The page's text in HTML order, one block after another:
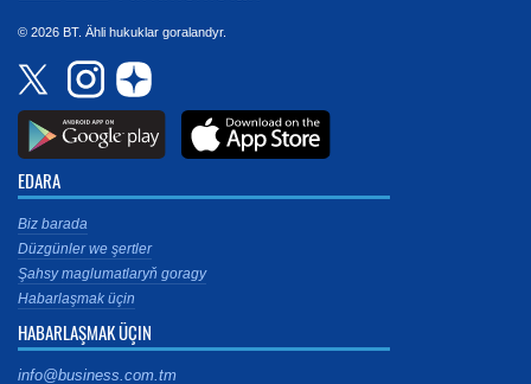
© 2026 BT. Ähli hukuklar goralandyr.
EDARA
Biz barada
Düzgünler we şertler
Şahsy maglumatlaryň goragy
Habarlaşmak üçin
HABARLAŞMAK ÜÇIN
info@business.com.tm